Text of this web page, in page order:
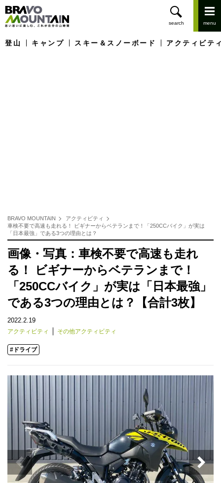
登山 キャンプ スキー＆スノーボード アクティビテ
BRAVO MOUNTAIN
アクティビティ
車検不要で高速も走れる！ ビギナーからベテランまで！「250CCバイク」が実は
「日本最強」である3つの理由とは？
画像・写真：車検不要で高速も走れ
る！ ビギナーからベテランまで！
「250CCバイク」が実は「日本最強」
である3つの理由とは？【合計3枚】
2022.2.19
アクティビティ その他アクティビティ
#ドライブ